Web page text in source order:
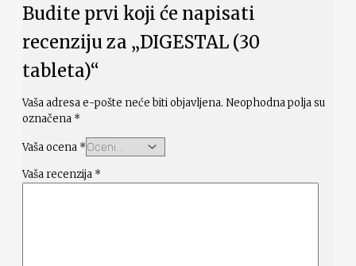
Budite prvi koji će napisati
recenziju za „DIGESTAL (30
tableta)“
Vaša adresa e-pošte neće biti objavljena. Neophodna polja su
označena *
Vaša ocena *
Vaša recenzija *